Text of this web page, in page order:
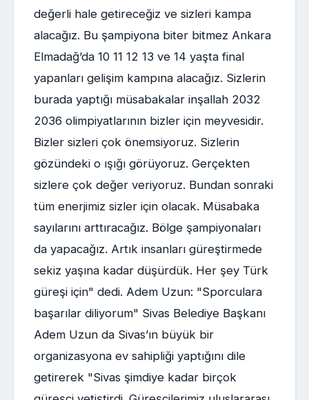
değerli hale getireceğiz ve sizleri kampa
alacağız. Bu şampiyona biter bitmez Ankara
Elmadağ’da 10 11 12 13 ve 14 yaşta final
yapanları gelişim kampına alacağız. Sizlerin
burada yaptığı müsabakalar inşallah 2032
2036 olimpiyatlarının bizler için meyvesidir.
Bizler sizleri çok önemsiyoruz. Sizlerin
gözündeki o ışığı görüyoruz. Gerçekten
sizlere çok değer veriyoruz. Bundan sonraki
tüm enerjimiz sizler için olacak. Müsabaka
sayılarını arttıracağız. Bölge şampiyonaları
da yapacağız. Artık insanları güreştirmede
sekiz yaşına kadar düşürdük. Her şey Türk
güreşi için" dedi. Adem Uzun: "Sporculara
başarılar diliyorum" Sivas Belediye Başkanı
Adem Uzun da Sivas’ın büyük bir
organizasyona ev sahipliği yaptığını dile
getirerek "Sivas şimdiye kadar birçok